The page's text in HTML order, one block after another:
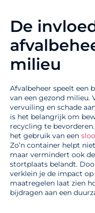
De
milieu
Afvalbeheer speelt een
van een gezond milieu.
vervuiling en schade
is het belangrijk om
recycling te
het gebruik van een
Zo’n container helpt
maar vermindert ook
stortplaats belandt.
verklein je de impact
maatregelen laat zien
bijdragen aan een